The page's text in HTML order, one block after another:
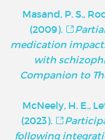
Masand, P. S.,
(2009).
medication
with
Companion to
McNeely, H. E.,
(2023).
following